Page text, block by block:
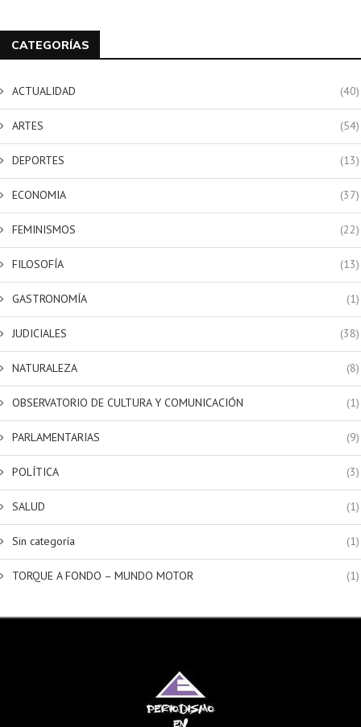
CATEGORÍAS
ACTUALIDAD (40)
ARTES (54)
DEPORTES (13)
ECONOMIA (37)
FEMINISMOS (22)
FILOSOFÍA (13)
GASTRONOMÍA (1)
JUDICIALES (38)
NATURALEZA (8)
OBSERVATORIO DE CULTURA Y COMUNICACIÓN (1)
PARLAMENTARIAS (9)
POLÍTICA (3)
SALUD (1)
Sin categoría (1)
TORQUE A FONDO – MUNDO MOTOR (1)